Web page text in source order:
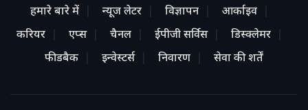
हमारे बारे में न्यूज लेटर विज्ञापन
आर्काइव
करियर
एप्स चैनल ईपीजी सर्विस
डिस्क्लेमर
फीडबैक
इन्वेस्टर्स निवारण सेवा की शर्तें